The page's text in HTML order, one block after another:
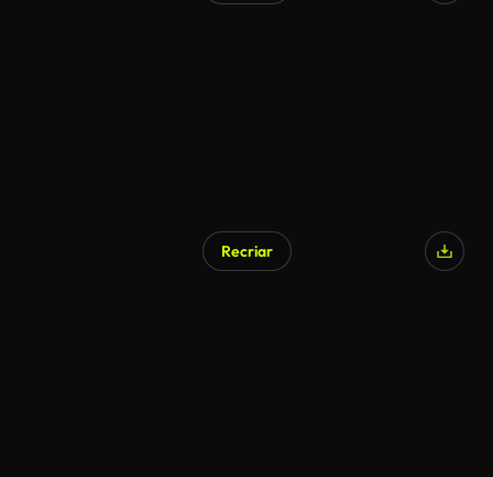
Recriar